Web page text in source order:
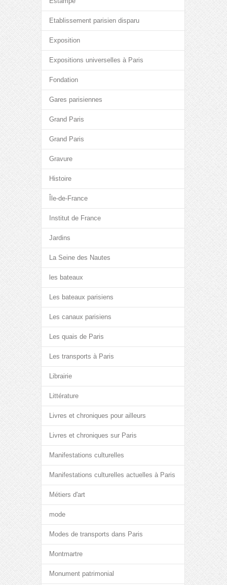
Etablissement parisien disparu
Exposition
Expositions universelles à Paris
Fondation
Gares parisiennes
Grand Paris
Grand Paris
Gravure
Histoire
Île-de-France
Institut de France
Jardins
La Seine des Nautes
les bateaux
Les bateaux parisiens
Les canaux parisiens
Les quais de Paris
Les transports à Paris
Librairie
Littérature
Livres et chroniques pour ailleurs
Livres et chroniques sur Paris
Manifestations culturelles
Manifestations culturelles actuelles à Paris
Métiers d'art
mode
Modes de transports dans Paris
Montmartre
Monument patrimonial